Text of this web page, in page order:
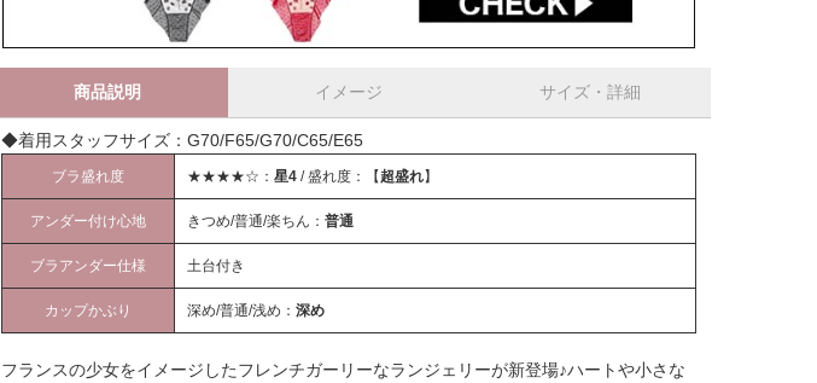
商品説明 イメージ サイズ・詳細
◆着用スタッフサイズ：G70/F65/G70/C65/E65
ブラ盛れ度 ★★★★☆： 星4/ 盛れ度：【超盛れ】
アンダー付け心地 きつめ/普通/楽ちん： 普通
ブラアンダー仕様 土台付き
カップかぶり 深め/普通/浅め： 深め
フランスの少女をイメージしたフレンチガーリーなランジェリーが新登場♪ハートや小さな